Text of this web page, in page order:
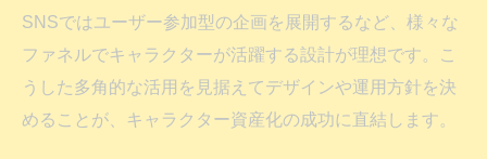
SNSではユーザー参加型の企画を展開するなど、様々な
ファネルでキャラクターが活躍する設計が理想です。こ
うした多角的な活用を見据えてデザインや運用方針を決
めることが、キャラクター資産化の成功に直結します。